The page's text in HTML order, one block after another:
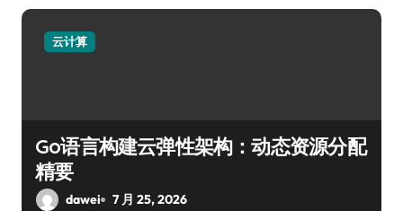
云计算
Go语言构建云弹性架构：动态资源分配
精要
dawei 7 月 25, 2026